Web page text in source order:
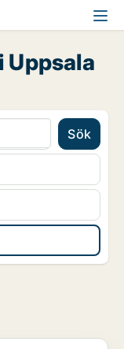
Uppsala
Sök